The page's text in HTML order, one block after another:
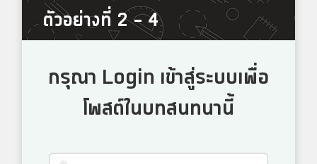
ตัวอย่างที่ 2 - 4
กรุณา Login เข้าสู่ระบบเพื่อ
โพสต์ในบทสนทนานี้